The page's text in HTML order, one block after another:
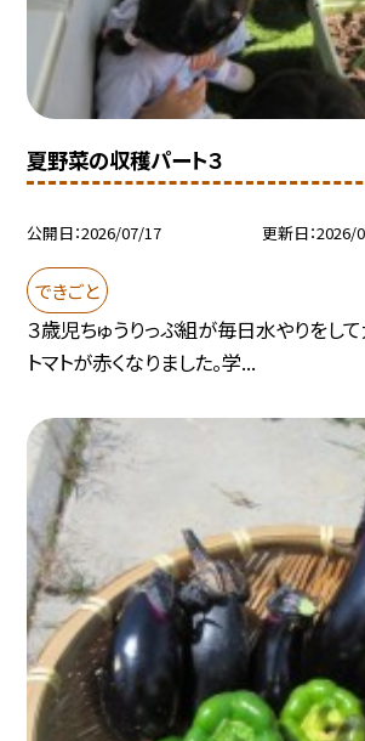
夏野菜の収穫パート３
公開日 2026/07/17 更新日 2026/
できごと
３歳児ちゅうりっぷ組が毎日水やりをし
トマトが赤くなりました。学...